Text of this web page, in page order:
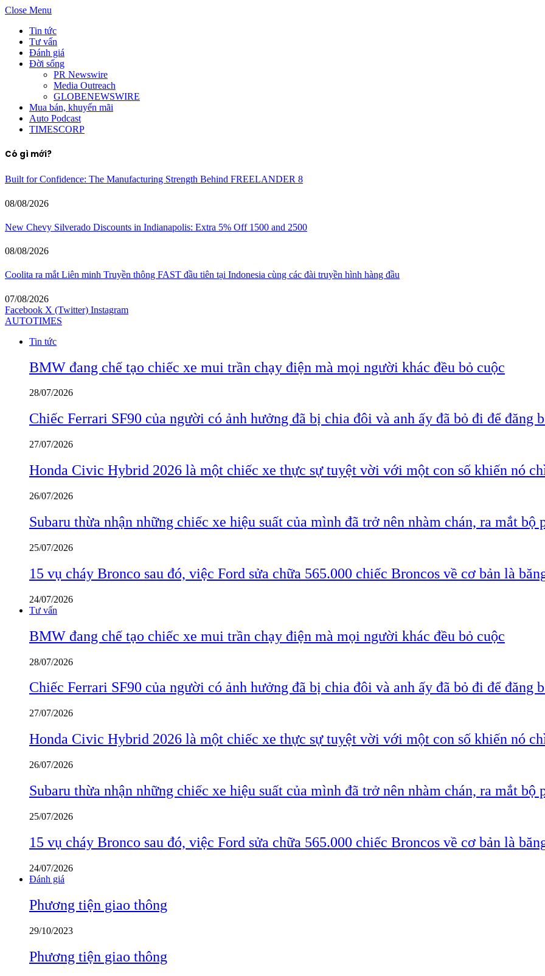
Close Menu
Tin tức
Tư vấn
Đánh giá
Đời sống
PR Newswire
Media Outreach
GLOBENEWSWIRE
Mua bán, khuyến mãi
Auto Podcast
TIMESCORP
Có gì mới?
Built for Confidence: The Manufacturing Strength Behind FREELANDER 8
08/08/2026
New Chevy Silverado Discounts in Indianapolis: Extra 5% Off 1500 and 2500
08/08/2026
Coolita ra mắt Liên minh Truyền thông FAST đầu tiên tại Indonesia cùng các đài truyền hình hàng đầu
07/08/2026
Facebook X (Twitter) Instagram
AUTOTIMES
Tin tức
BMW đang chế tạo chiếc xe mui trần chạy điện mà mọi người khác đều bỏ cuộc
28/07/2026
Chiếc Ferrari SF90 của người có ảnh hưởng đã bị chia đôi và anh ấy đã bỏ đi để đăng
27/07/2026
Honda Civic Hybrid 2026 là một chiếc xe thực sự tuyệt vời với một con số khiến nó
26/07/2026
Subaru thừa nhận những chiếc xe hiệu suất của mình đã trở nên nhàm chán, ra mắt bộ
25/07/2026
15 vụ cháy Bronco sau đó, việc Ford sửa chữa 565.000 chiếc Broncos về cơ bản là
24/07/2026
Tư vấn
BMW đang chế tạo chiếc xe mui trần chạy điện mà mọi người khác đều bỏ cuộc
28/07/2026
Chiếc Ferrari SF90 của người có ảnh hưởng đã bị chia đôi và anh ấy đã bỏ đi để đăng
27/07/2026
Honda Civic Hybrid 2026 là một chiếc xe thực sự tuyệt vời với một con số khiến nó
26/07/2026
Subaru thừa nhận những chiếc xe hiệu suất của mình đã trở nên nhàm chán, ra mắt bộ
25/07/2026
15 vụ cháy Bronco sau đó, việc Ford sửa chữa 565.000 chiếc Broncos về cơ bản là
24/07/2026
Đánh giá
Phương tiện giao thông
29/10/2023
Phương tiện giao thông